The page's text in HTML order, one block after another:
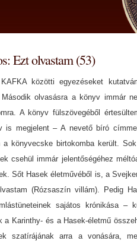
Ezt olvastam (53)
közötti egyezéseket
Második olvasásra a könyv immár
A könyv fülszövegéből
is megjelent – A nevető bíró
a könyvecske birtokomba került.
csehül immár jelentőségéhez
Sőt Hasek életművéből is, a
(Rózsaszín villám). Pedig
sajátos krónikása –
a Karinthy- és a Hasek-életmű
szatírájának arra a vonására,